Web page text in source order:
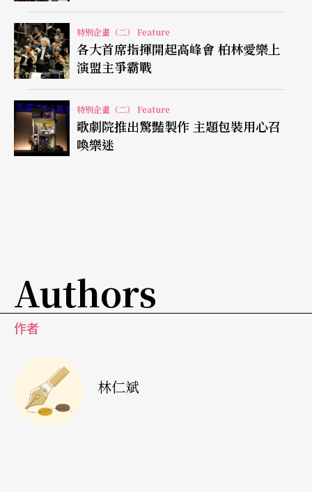
日本：氣勢磅礡，依然領先
立志成為「東亞文化之都」的日本，二○一四年文
化廳總預算金額預計接近一千兩百十七億日元（約
合新台幣三百四十多億元），比起二○一三年預算
額，正面成長達到17.71%。日本一直以來，邀請國
外著名樂團與音樂家一直是毫不手軟，從二戰後的
以來，日本比起亞洲其他國家做事更加徹底與更有
魄力之處。
多利廳所策劃之「維也納音樂黃金週」（Wiener Ph
ilharmoniker week in Japan 2014），從九月廿三
特別企畫（二） Feature
各大首席指揮開起高峰會 柏林愛樂上
演盟主爭霸戰
特別企畫（二） Feature
歌劇院推出驚豔製作 主題包裝用心召
喚樂迷
Authors
作者
林仁斌